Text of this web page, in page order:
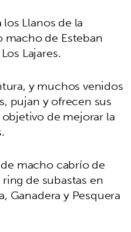
Llanos de la
de Esteban
Lajares.
y muchos venidos
pujan y ofrecen sus
de mejorar la
macho cabrío de
de subastas en
Ganadera y Pesquera